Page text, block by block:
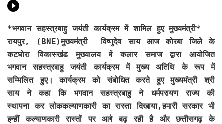
*भगवान सहस्त्रबाहु जयंती कार्यक्रम में शामिल हुए मुख्यमंत्री*
रायपुर, (BNE)मुख्यमंत्री विष्णुदेव साय आज कोरबा जिले के
कटघोरा विकासखंड मुख्यालय में कलार समाज द्वारा आयोजित
भगवान सहस्त्रबाहु जयंती कार्यक्रम में मुख्य अतिथि के रूप में
सम्मिलित हुए। कार्यक्रम को संबोधित करते हुए मुख्यमंत्री श्री
साय ने कहा कि भगवान सहस्त्रबाहु ने धर्मपरायण राज्य की
स्थापना कर लोककल्याणकारी का रास्ता दिखाया,हमारी सरकार भी
इन्हीं कल्याणकारी रास्तों पर आगे बढ़ रही है और छत्तीसगढ़ के